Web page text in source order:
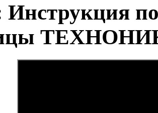
Инструкция